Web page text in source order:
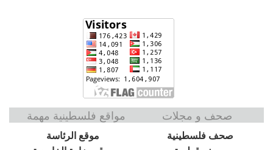
صحف و مجلات مواقع فلسطينية مهمة
صحف فلسطينية
موقع الرئاسة